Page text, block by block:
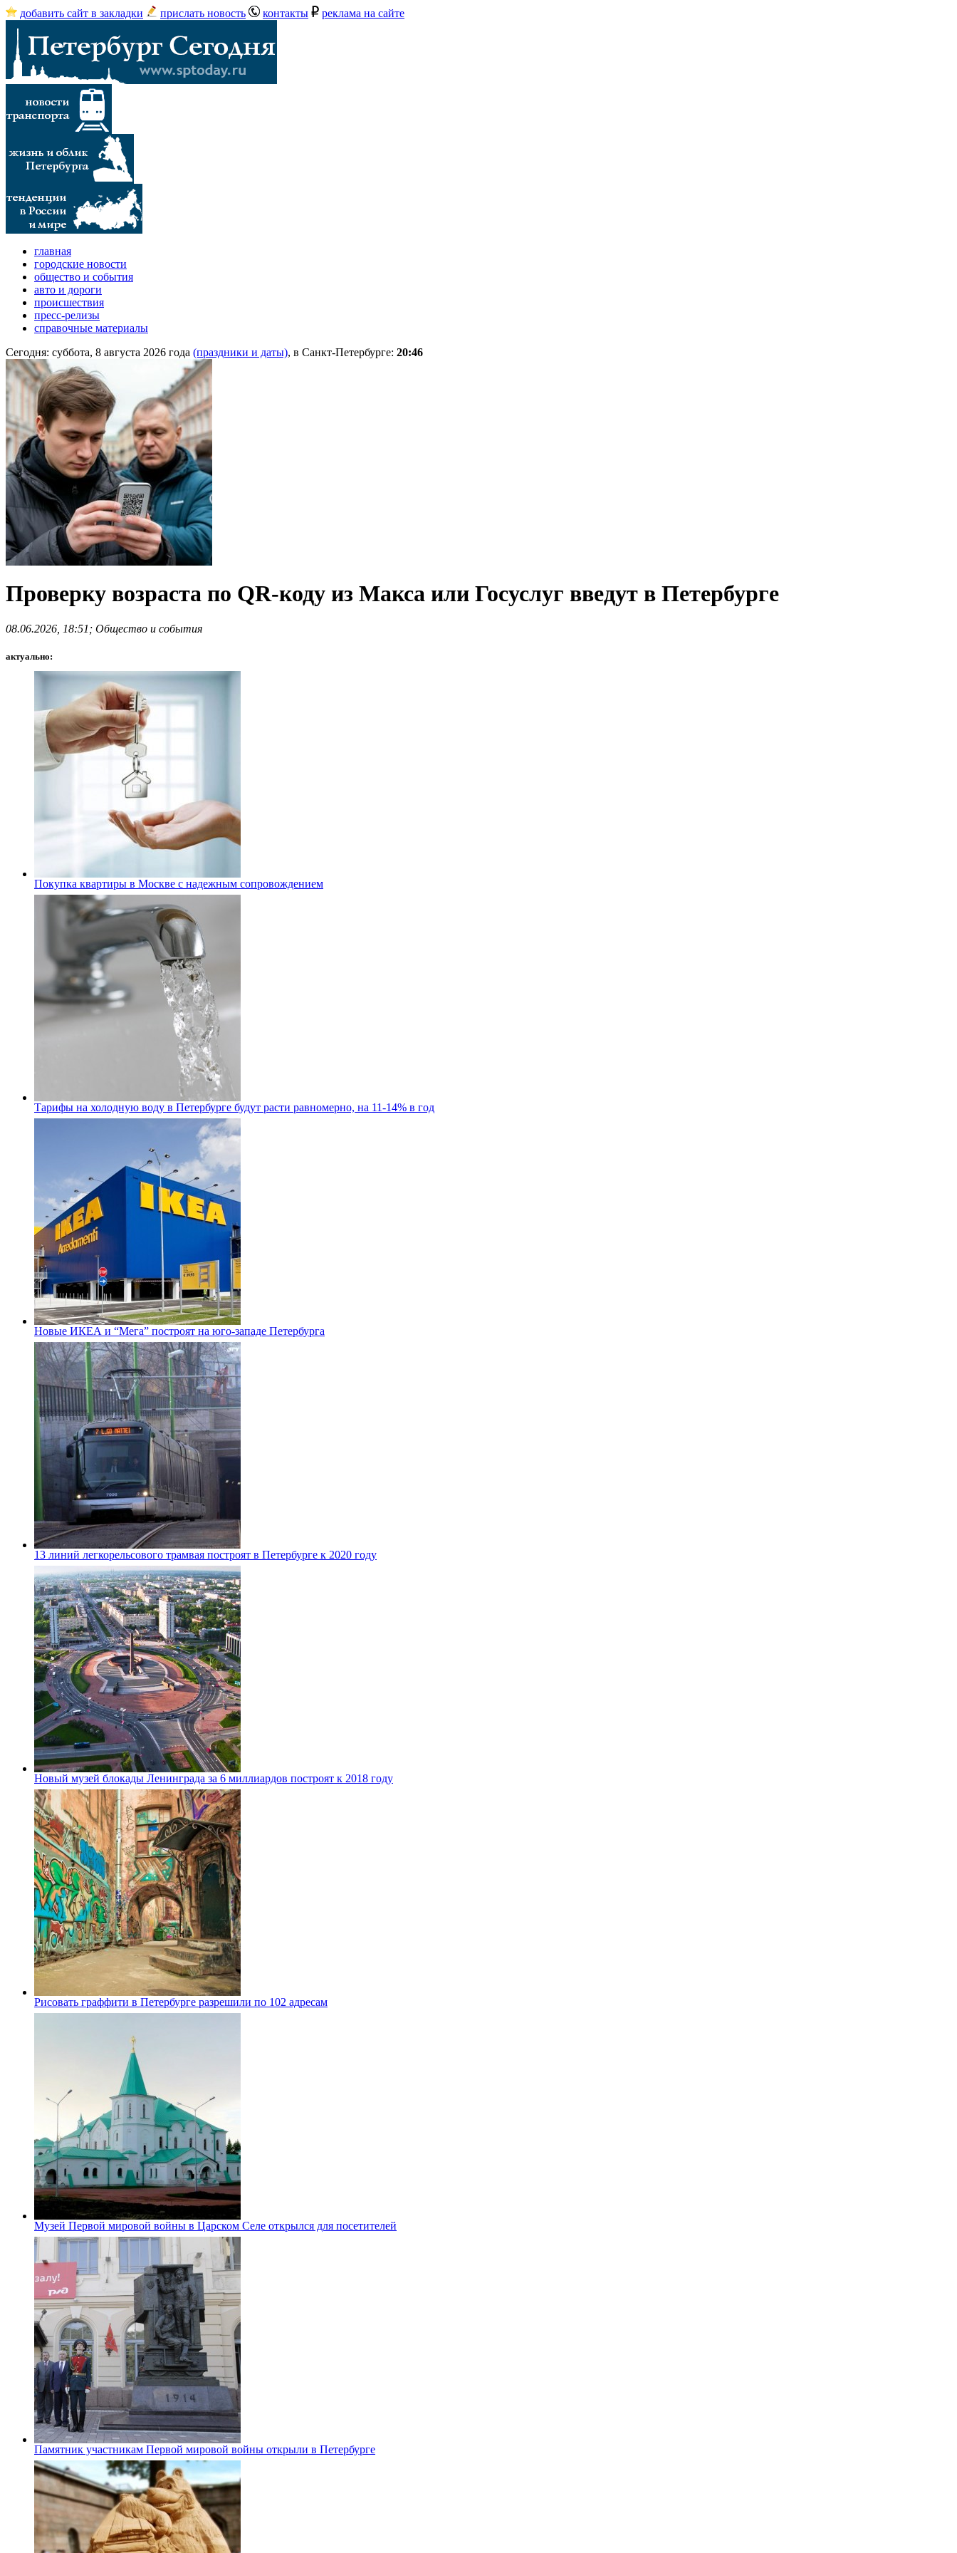
добавить сайт в закладки прислать новость контакты реклама на сайте
главная
городские новости
общество и события
авто и дороги
происшествия
пресс-релизы
справочные материалы
Сегодня: суббота, 8 августа 2026 года (праздники и даты), в Санкт-Петербурге: 20:46
Проверку возраста по QR-коду из Макса или Госуслуг введут в Петербурге
08.06.2026, 18:51; Общество и события
актуально:
Покупка квартиры в Москве с надежным сопровождением
Тарифы на холодную воду в Петербурге будут расти равномерно, на 11-14% в год
Новые ИКЕА и “Мега” построят на юго-западе Петербурга
13 линий легкорельсового трамвая построят в Петербурге к 2020 году
Новый музей блокады Ленинграда за 6 миллиардов построят к 2018 году
Рисовать граффити в Петербурге разрешили по 102 адресам
Музей Первой мировой войны в Царском Селе открылся для посетителей
Памятник участникам Первой мировой войны открыли в Петербурге